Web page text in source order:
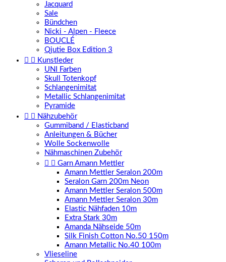
Jacquard
Sale
Bündchen
Nicki - Alpen - Fleece
BOUCLÉ
Qjutie Box Edition 3
  Kunstleder
UNI Farben
Skull Totenkopf
Schlangenimitat
Metallic Schlangenimitat
Pyramide
  Nähzubehör
Gummiband / Elasticband
Anleitungen & Bücher
Wolle Sockenwolle
Nähmaschinen Zubehör
  Garn Amann Mettler
Amann Mettler Seralon 200m
Seralon Garn 200m Neon
Amann Mettler Seralon 500m
Amann Mettler Seralon 30m
Elastic Nähfaden 10m
Extra Stark 30m
Amanda Nähseide 50m
Silk Finish Cotton No.50 150m
Amann Metallic No.40 100m
Vlieseline